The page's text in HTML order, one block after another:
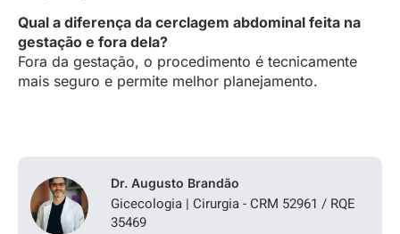
Qual a diferença da cerclagem abdominal feita na
gestação e fora dela?
Fora da gestação, o procedimento é tecnicamente
mais seguro e permite melhor planejamento.
Dr. Augusto Brandão
Gicecologia | Cirurgia - CRM 52961 / RQE
35469